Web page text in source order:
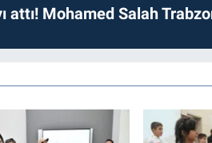
attı! Mohamed Salah